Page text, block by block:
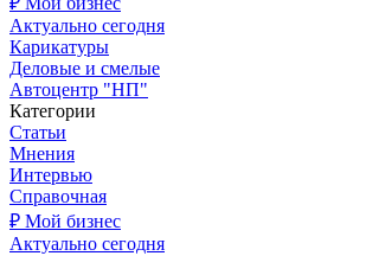
Актуально сегодня
Карикатуры
Деловые и смелые
Автоцентр "НП"
Категории
Статьи
Мнения
Интервью
Справочная
₽ Мой бизнес
Актуально сегодня